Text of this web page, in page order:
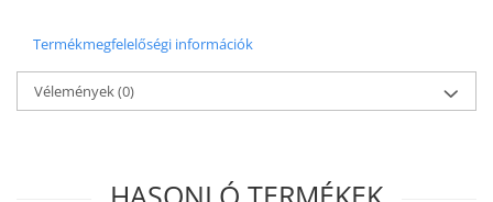
Termékmegfelelőségi információk
Vélemények(0)